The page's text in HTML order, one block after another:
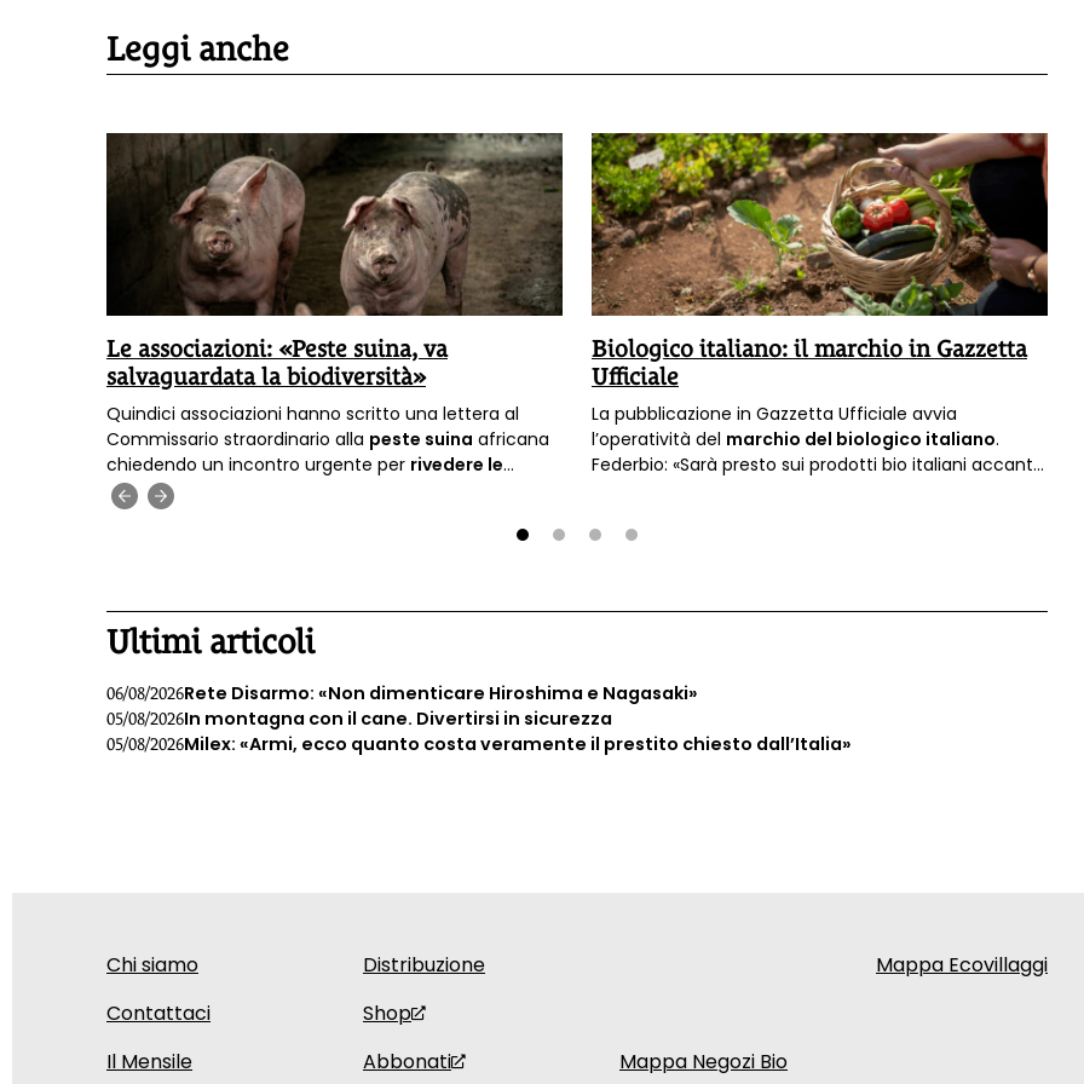
Leggi anche
Le associazioni: «Peste suina, va
salvaguardata la biodiversità»
Quindici associazioni hanno scritto una lettera al
Commissario straordinario alla peste suina africana
chiedendo un incontro urgente per rivedere le
misurepreviste per contrastare l’emergenza sul
territorio nazionale.
Biologico italiano: il marchio in Gazzetta
Ufficiale
La pubblicazione in Gazzetta Ufficiale avvia
l’operatività del marchio del biologico italiano.
Federbio: «Sarà presto sui prodotti bio italiani accanto
Ultimi articoli
06/08/2026Rete Disarmo: «Non dimenticare Hiroshima e Nagasaki»
05/08/2026In montagna con il cane. Divertirsi in sicurezza
05/08/2026Milex: «Armi, ecco quanto costa veramente il prestito chiesto dall’Italia»
Chi siamo
Contattaci
Il Mensile
Distribuzione
Shop
Abbonati
Mappa Negozi Bio
Mappa Ecovillaggi